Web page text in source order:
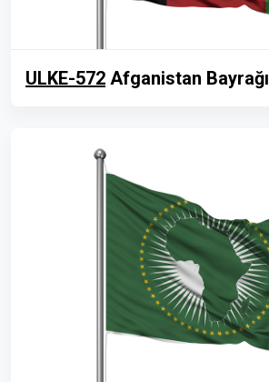
ULKE-572 Afganistan Bayrağı